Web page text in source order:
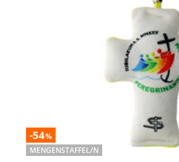
-54%
MENGENSTAFFEL/N